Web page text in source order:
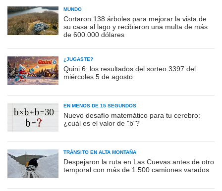
MUNDO
Cortaron 138 árboles para mejorar la vista de
su casa al lago y recibieron una multa de más
de 600.000 dólares
¿JUGASTE?
Quini 6: los resultados del sorteo 3397 del
miércoles 5 de agosto
EN MENOS DE 15 SEGUNDOS
Nuevo desafío matemático para tu cerebro:
¿cuál es el valor de "b"?
TRÁNSITO EN ALTA MONTAÑA
Despejaron la ruta en Las Cuevas antes de otro
temporal con más de 1.500 camiones varados